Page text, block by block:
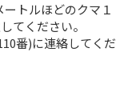
トルほどのクマ１
てください。
番)に連絡してくだ